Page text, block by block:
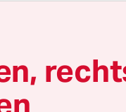
die Rocky
rotbraun
an ihrem Fuße
die sich auf